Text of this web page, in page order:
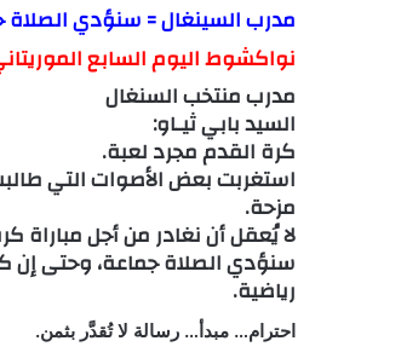
مدرب السينغال = سنؤدي الصلاة
نواكشوط اليوم السابع
مدرب منتخب السنغال
السيد بابي ثيـاو:
كرة القدم مجرد لعبة.
استغربت بعض الأصوات التي
مزحة.
لا يُعقل أن نغادر من أجل مباراة
سنؤدي الصلاة جماعة، وحتى إن
رياضية.
احترام… مبدأ… رسالة لا تُقدَّر بثمن.